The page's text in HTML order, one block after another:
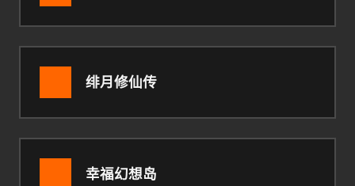
绯月修仙传
幸福幻想岛